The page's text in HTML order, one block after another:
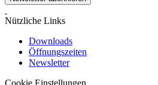
Nützliche Links
Downloads
Öffnungszeiten
Newsletter
Cookie Einstellungen